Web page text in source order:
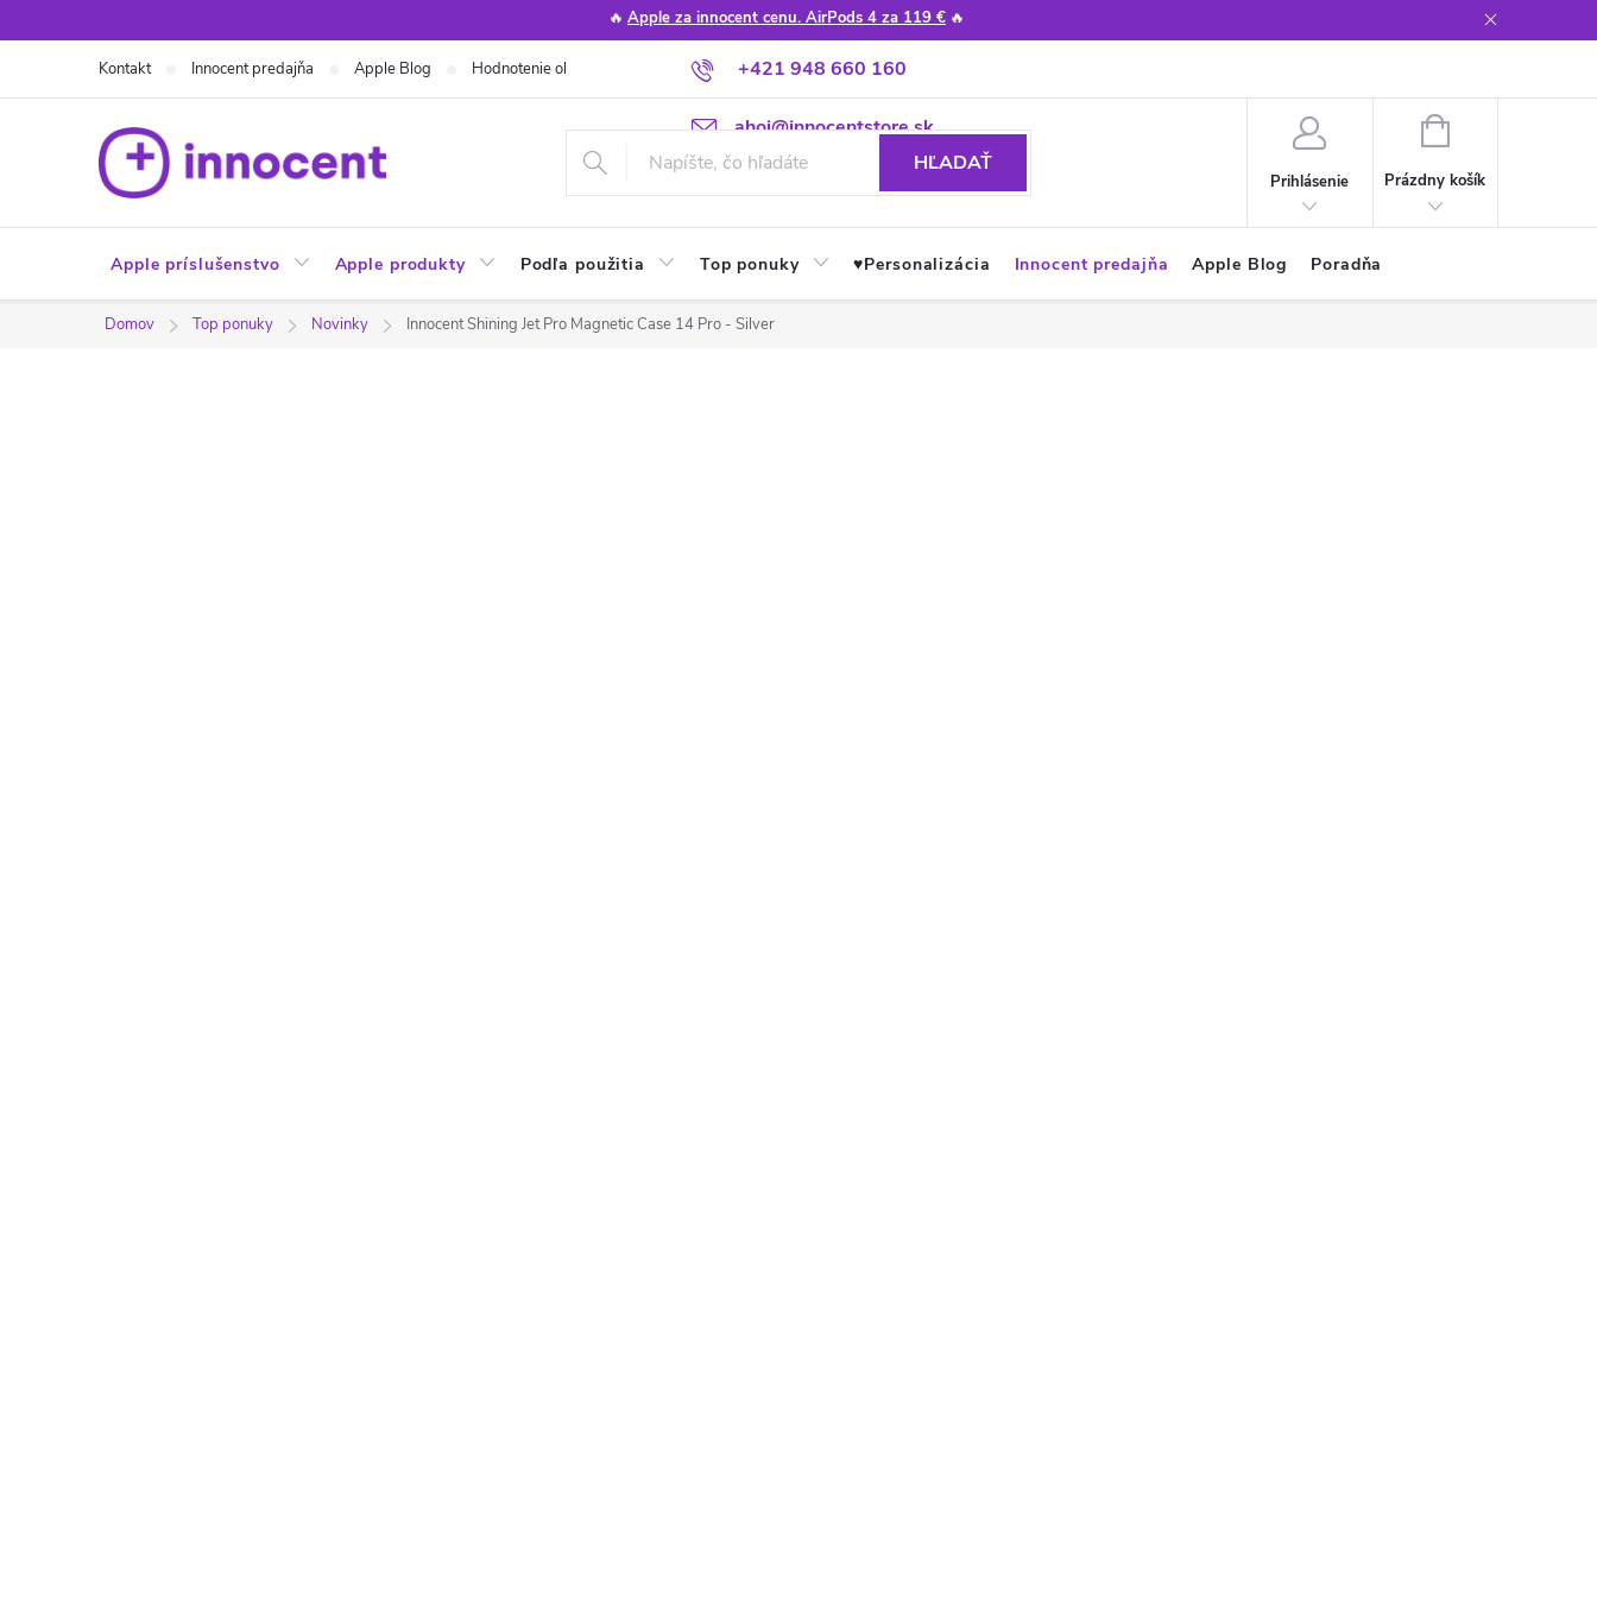
na
🔥 Apple za innocent cenu. AirPods 4 za 119 € 🔥
+421 948 660 160
ahoj@innocentstore.sk
Kontakt Innocent predajňa Apple Blog Hodnotenie obchodu Poradňa Apple návody a tipy
HĽADAŤ
Prihlásenie
NÁKUPNÝ
Prázdny košík
Apple príslušenstvo Apple produkty Podľa použitia Top ponuky ♥︎Personalizácia Innocent predajňa Apple Blog Poradňa
Domov Top ponuky Novinky Innocent Shining Jet Pro Magnetic Case 14 Pro - Silver